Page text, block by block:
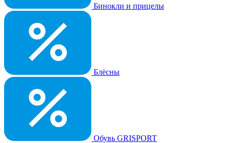
Бинокли и прицелы
Блёсны
Обувь GRISPORT